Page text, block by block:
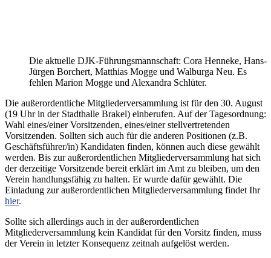
Die aktuelle DJK-Führungsmannschaft: Cora Henneke, Hans-
Jürgen Borchert, Matthias Mogge und Walburga Neu. Es
fehlen Marion Mogge und Alexandra Schlüter.
Die außerordentliche Mitgliederversammlung ist für den 30. August
(19 Uhr in der Stadthalle Brakel) einberufen. Auf der Tagesordnung:
Wahl eines/einer Vorsitzenden, eines/einer stellvertretenden
Vorsitzenden. Sollten sich auch für die anderen Positionen (z.B.
Geschäftsführer/in) Kandidaten finden, können auch diese gewählt
werden. Bis zur außerordentlichen Mitgliederversammlung hat sich
der derzeitige Vorsitzende bereit erklärt im Amt zu bleiben, um den
Verein handlungsfähig zu halten. Er wurde dafür gewählt. Die
Einladung zur außerordentlichen Mitgliederversammlung findet Ihr
hier.
Sollte sich allerdings auch in der außerordentlichen
Mitgliederversammlung kein Kandidat für den Vorsitz finden, muss
der Verein in letzter Konsequenz zeitnah aufgelöst werden.